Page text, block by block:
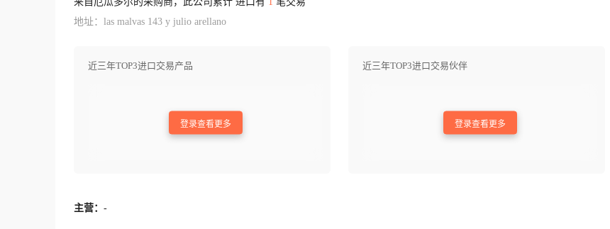
地址：las malvas 143 y julio arellano
近三年TOP3进口交易产品
登录查看更多
近三年TOP3进口交易伙伴
登录查看更多
主营： -